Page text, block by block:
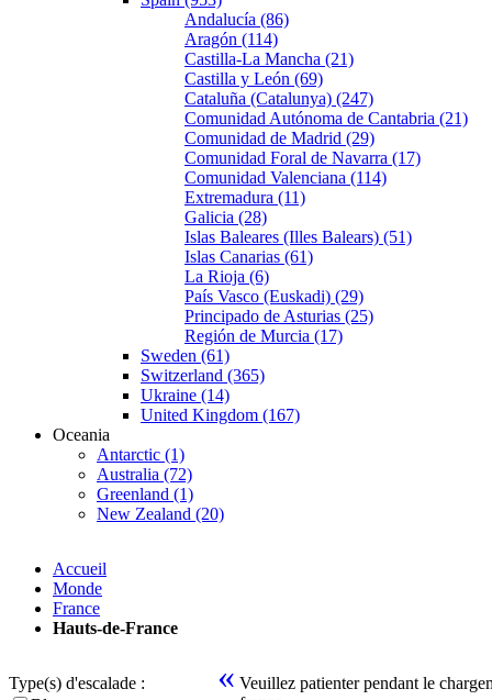
Andalucía (86)
Aragón (114)
Castilla-La Mancha (21)
Castilla y León (69)
Cataluña (Catalunya) (247)
Comunidad Autónoma de Cantabria (21)
Comunidad de Madrid (29)
Comunidad Foral de Navarra (17)
Comunidad Valenciana (114)
Extremadura (11)
Galicia (28)
Islas Baleares (Illes Balears) (51)
Islas Canarias (61)
La Rioja (6)
País Vasco (Euskadi) (29)
Principado de Asturias (25)
Región de Murcia (17)
Sweden (61)
Switzerland (365)
Ukraine (14)
United Kingdom (167)
Oceania
Antarctic (1)
Australia (72)
Greenland (1)
New Zealand (20)
Accueil
Monde
France
Hauts-de-France
Type(s) d'escalade :
« Veuillez patienter pendant le